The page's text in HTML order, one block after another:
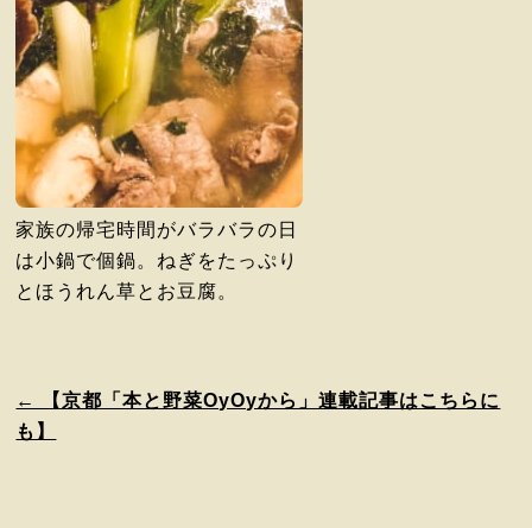
家族の帰宅時間がバラバラの日
は小鍋で個鍋。ねぎをたっぷり
とほうれん草とお豆腐。
← 【京都「本と野菜OyOyから」連載記事はこちらに
も】